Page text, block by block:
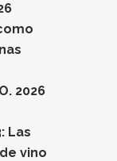
2026
Las
vino